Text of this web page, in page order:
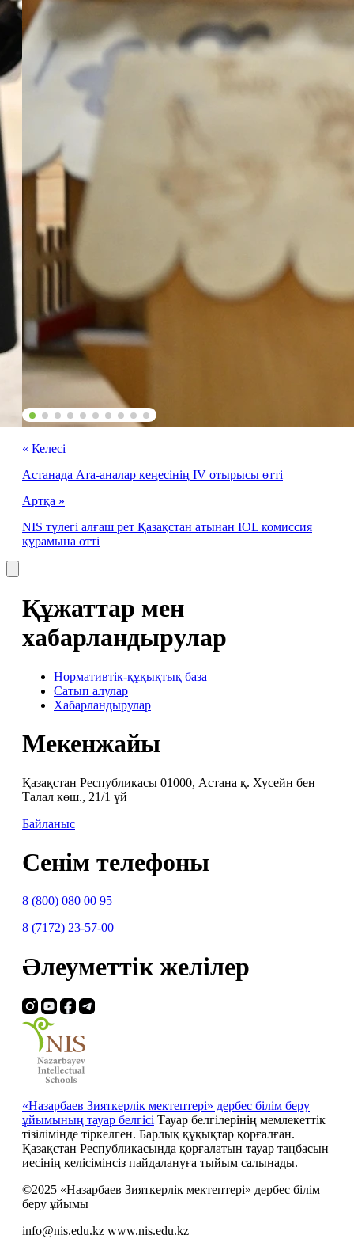
« Келесі
Астанада Ата-аналар кеңесінің IV отырысы өтті
Артқа »
NIS түлегі алғаш рет Қазақстан атынан IOL комиссия
құрамына өтті
Құжаттар мен
хабарландырулар
Нормативтік-құқықтық база
Сатып алулар
Хабарландырулар
Мекенжайы
Қазақстан Республикасы 01000, Астана қ. Хусейн бен
Талал көш., 21/1 үй
Байланыс
Сенім телефоны
8 (800) 080 00 95
8 (7172) 23-57-00
Әлеуметтік желілер
«Назарбаев Зияткерлік мектептері» дербес білім беру
ұйымының тауар белгісі Тауар белгілерінің мемлекеттік
тізілімінде тіркелген. Барлық құқықтар қорғалған.
Қазақстан Республикасында қорғалатын тауар таңбасын
иесiнiң келiсiмiнсiз пайдалануға тыйым салынады.
©2025 «Назарбаев Зияткерлік мектептері» дербес білім
беру ұйымы
info@nis.edu.kz www.nis.edu.kz